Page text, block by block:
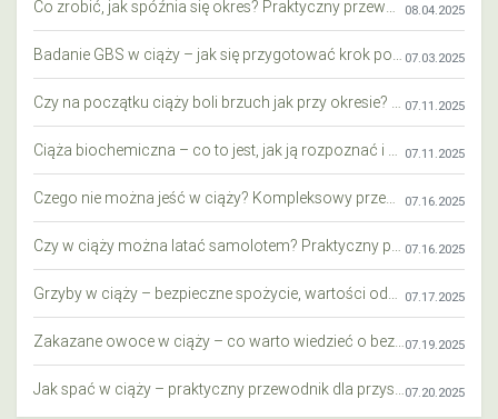
08.04.2025
07.03.2025
07.11.2025
07.11.2025
07.16.2025
07.16.2025
07.17.2025
07.19.2025
07.20.2025